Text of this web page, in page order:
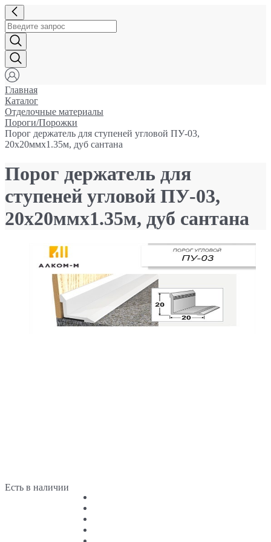
Главная
Каталог
Отделочные материалы
Пороги/Порожки
Порог держатель для ступеней угловой ПУ-03,
20x20ммx1.35м, дуб сантана
Порог держатель для
ступеней угловой ПУ-03,
20x20ммx1.35м, дуб сантана
Есть в наличии